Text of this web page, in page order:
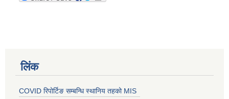
लिंक
COVID रिपोर्टिङ सम्बन्धि स्थानिय तहको MIS